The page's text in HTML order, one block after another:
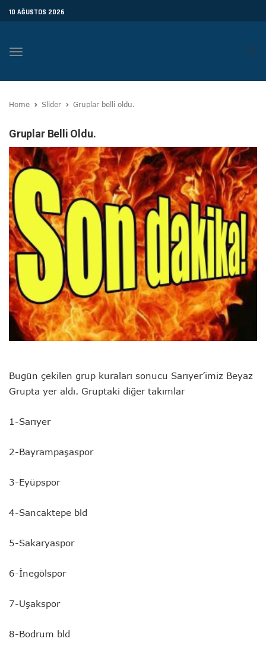
10 AĞUSTOS 2026
Toggle
Home Slider Gruplar belli oldu.
Gruplar Belli Oldu.
Bugün çekilen grup kuraları sonucu Sarıyer’imiz Beyaz
Grupta yer aldı. Gruptaki diğer takımlar
1-Sarıyer
2-Bayrampaşaspor
3-Eyüpspor
4-Sancaktepe bld
5-Sakaryaspor
6-İnegölspor
7-Uşakspor
8-Bodrum bld